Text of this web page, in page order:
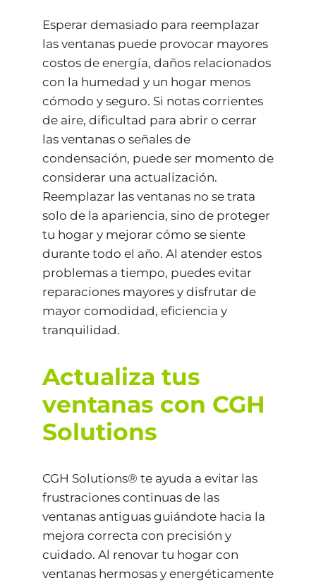
Esperar demasiado para reemplazar
las ventanas puede provocar mayores
costos de energía, daños relacionados
con la humedad y un hogar menos
cómodo y seguro. Si notas corrientes
de aire, dificultad para abrir o cerrar
las ventanas o señales de
condensación, puede ser momento de
considerar una actualización.
Reemplazar las ventanas no se trata
solo de la apariencia, sino de proteger
tu hogar y mejorar cómo se siente
durante todo el año. Al atender estos
problemas a tiempo, puedes evitar
reparaciones mayores y disfrutar de
mayor comodidad, eficiencia y
tranquilidad.
Actualiza tus
ventanas con CGH
Solutions
CGH Solutions® te ayuda a evitar las
frustraciones continuas de las
ventanas antiguas guiándote hacia la
mejora correcta con precisión y
cuidado. Al renovar tu hogar con
ventanas hermosas y energéticamente